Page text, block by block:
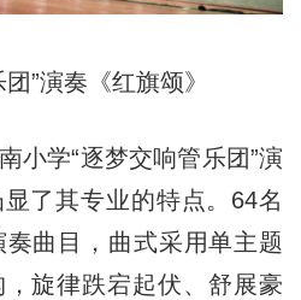
”演奏《红旗颂》
学“逐梦交响管乐团”演
了其专业的特点。64名
曲目，曲式采用单主题
旋律跌宕起伏、舒展豪